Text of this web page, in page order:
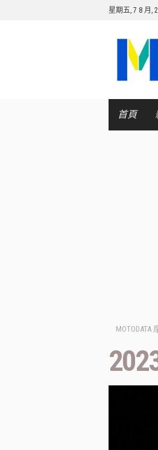
星期五, 7 8 月,
首頁
MOTODATA